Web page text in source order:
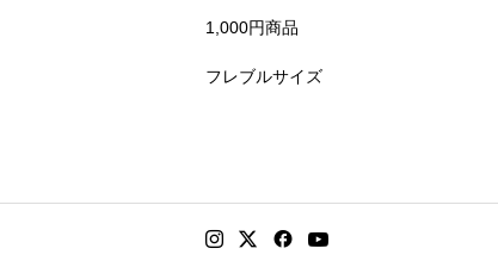
1,000円商品
フレブルサイズ